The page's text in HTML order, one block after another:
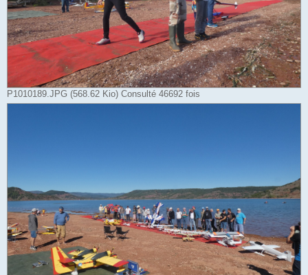
P1010189.JPG (568.62 Kio) Consulté 46692 fois